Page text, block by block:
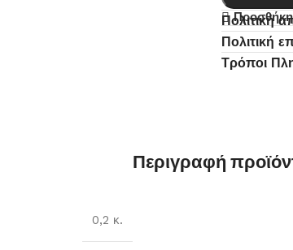
Προσθήκη
Πολιτική
Πολιτική
Τρόποι
0,2 κ.
Περιγραφή